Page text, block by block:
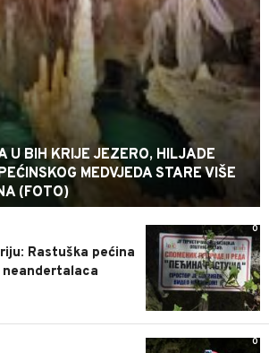
U BIH KRIJE JEZERO, HILJADE
MEDVJEDA STARE VIŠE
(FOTO)
0
Rastuška pećina
0